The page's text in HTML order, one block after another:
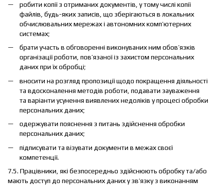
робити копії з отриманих документів, у тому числі копії
файлів, будь-яких записів, що зберігаються в локальних
обчислювальних мережах і автономних комп’ютерних
системах;
брати участь в обговоренні виконуваних ним обов’язків
організації роботи, пов’язаної із захистом персональних
даних при їх обробці;
вносити на розгляд пропозиції щодо покращення діяльності
та вдосконалення методів роботи, подавати зауваження
та варіанти усунення виявлених недоліків у процесі обробки
персональних даних;
одержувати пояснення з питань здійснення обробки
персональних даних;
підписувати та візувати документи в межах своєї
компетенції.
7.5. Працівники, які безпосередньо здійснюють обробку та/або
мають доступ до персональних даних у зв’язку з виконанням